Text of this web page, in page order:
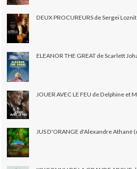
DEUX PROCUREURS de Sergei
ELEANOR THE GREAT de Scarlett
JOUER AVEC LE FEU de Delphine et
JUS D'ORANGE d'Alexandre Athané